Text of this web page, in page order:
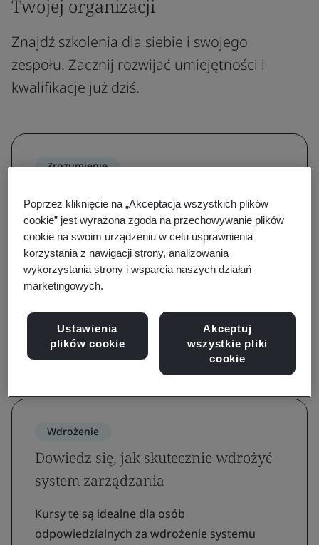
Twojej organizacji
Znajdź szkolenia dla siebie i swojego
zespołu. Zacznij rozwijać umiejętności i
kwalifikacje już dziś.
Zrozumienie
poznaj jej wymagania
Dzięki kursom uświadamiającym i
rozwijającym znajomość wymagań zapoznasz
się z kluczowymi terminami, definicjami i
Przeglądaj kursy
Wdrożenie
Dowiedz się, jak skutecznie wdrożyć
system zarządzania
Kursy te są idealne dla osób
odpowiedzialnych za wdrożenie systemu
Poprzez kliknięcie na „Akceptacja wszystkich plików
cookie” jest wyrażona zgoda na przechowywanie plików
cookie na swoim urządzeniu w celu usprawnienia
korzystania z nawigacji strony, analizowania
wykorzystania strony i wsparcia naszych działań
marketingowych.
Ustawienia
plików cookie
Akceptuj
wszystkie pliki
cookie